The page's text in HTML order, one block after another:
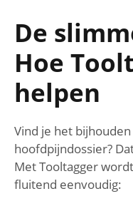
De
Hoe
helpen
Vind je het
hoofdpijndossier?
Met Tooltagger
fluitend eenvoudig: